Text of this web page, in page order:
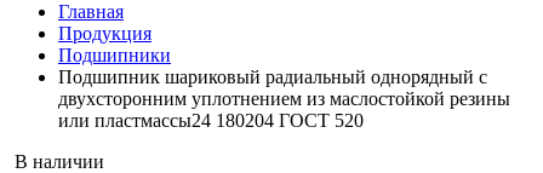
Главная
Продукция
Подшипники
Подшипник шариковый радиальный однорядный с
двухсторонним уплотнением из маслостойкой резины
или пластмассы24 180204 ГОСТ 520
В наличии